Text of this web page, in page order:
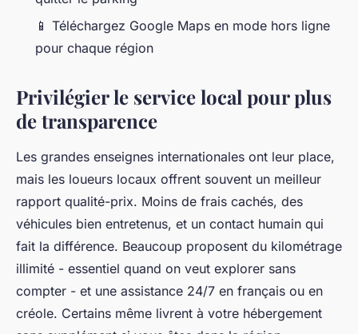
📱 Téléchargez Google Maps en mode hors ligne
pour chaque région
Privilégier le service local pour plus
de transparence
Les grandes enseignes internationales ont leur place,
mais les loueurs locaux offrent souvent un meilleur
rapport qualité-prix. Moins de frais cachés, des
véhicules bien entretenus, et un contact humain qui
fait la différence. Beaucoup proposent du kilométrage
illimité - essentiel quand on veut explorer sans
compter - et une assistance 24/7 en français ou en
créole. Certains même livrent à votre hébergement